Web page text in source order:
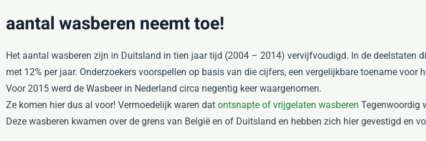
aantal wasberen neemt toe!
Het aantal wasberen zijn in Duitsland in tien jaar tijd (2004 – 2014) vervijfvoudigd. In de deelstaten
met 12% per jaar. Onderzoekers voorspellen op basis van die cijfers, een vergelijkbare toename voor
Voor 2015 werd de Wasbeer in Nederland circa negentig keer waargenomen.
Ze komen hier dus al voor! Vermoedelijk waren dat ontsnapte of vrijgelaten wasberen Tegenwoordig
Deze wasberen kwamen over de grens van België en of Duitsland en hebben zich hier gevestigd en